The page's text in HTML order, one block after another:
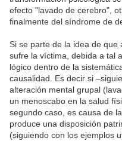
efecto "lavado de cerebro",
finalmente del síndrome de
Si se parte de la idea de que
sufre la víctima, debida a tal
lógico dentro de la
causalidad. Es decir si
alteración mental grupal
un menoscabo en la salud
segundo caso, es causa de
produce una disposición
(siguiendo con los ejemplos